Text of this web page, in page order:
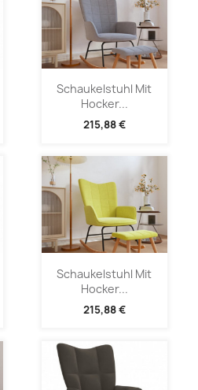
Schaukelstuhl Mit
Hocker...
215,88 €
Schaukelstuhl Mit
Hocker...
215,88 €